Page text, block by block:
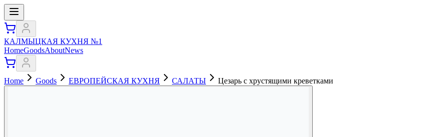
КАЛМЫЦКАЯ КУХНЯ №1
HomeGoodsAboutNews
Home Goods ЕВРОПЕЙСКАЯ КУХНЯ САЛАТЫ Цезарь с хрустящими креветками